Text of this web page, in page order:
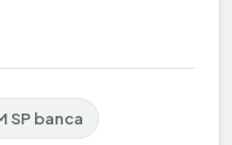
SP banca